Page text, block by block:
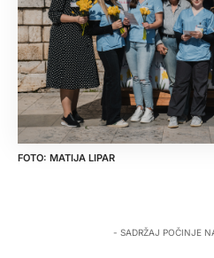
MATIJA LIPAR
- SADRŽAJ POČINJE